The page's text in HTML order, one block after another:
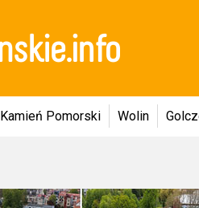
Kamień Pomorski Wolin